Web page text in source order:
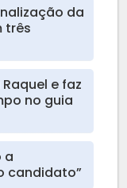
da
três
e faz
no guia
a
candidato”